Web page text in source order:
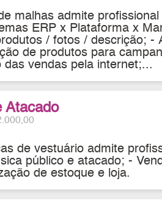
malhas admite
ERP x Plataforma x
/ fotos / descrição; -
de produtos para
das vendas pela internet;...
Atacado
de vestuário admite
público e atacado; -
de estoque e loja.